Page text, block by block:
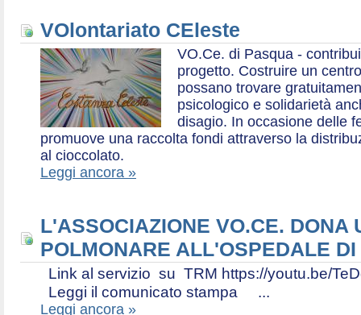
VOlontariato CEleste
VO.Ce. di Pasqua -
progetto. Costruire un
possano trovare
psicologico e solidarietà
disagio. In occasione delle
promuove una raccolta fondi attraverso la
al cioccolato.
Leggi ancora »
L'ASSOCIAZIONE VO.CE. DONA
POLMONARE ALL'OSPEDALE
Link al servizio su TRM https://youtu.be/
Leggi il comunicato stampa ...
Leggi ancora »